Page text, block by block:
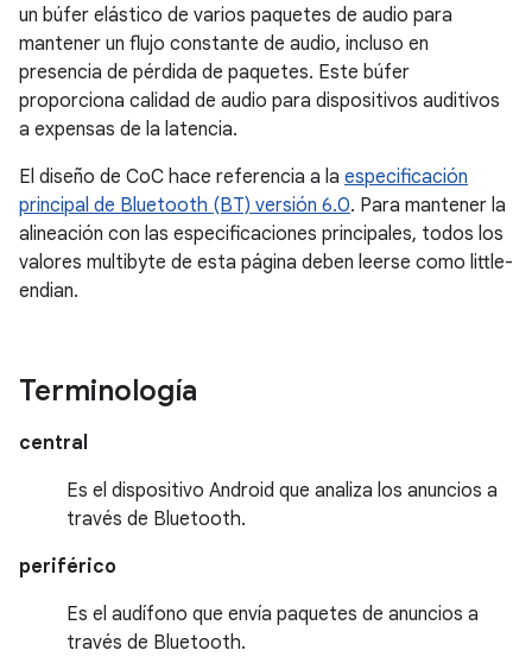
un búfer elástico de varios paquetes de audio para
mantener un flujo constante de audio, incluso en
presencia de pérdida de paquetes. Este búfer
proporciona calidad de audio para dispositivos auditivos
a expensas de la latencia.
El diseño de CoC hace referencia a la especificación
principal de Bluetooth (BT) versión 6.0. Para mantener la
alineación con las especificaciones principales, todos los
valores multibyte de esta página deben leerse como little-
endian.
Terminología
central
Es el dispositivo Android que analiza los anuncios a
través de Bluetooth.
periférico
Es el audífono que envía paquetes de anuncios a
través de Bluetooth.